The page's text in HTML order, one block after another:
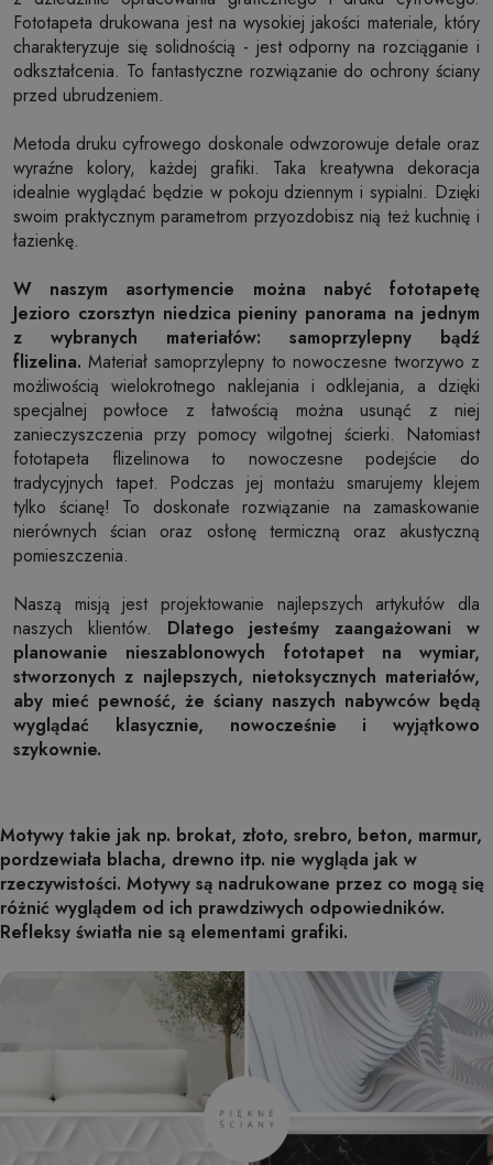
Fototapeta drukowana jest na wysokiej jakości materiale, który
charakteryzuje się solidnością - jest odporny na rozciąganie i
odkształcenia. To fantastyczne rozwiązanie do ochrony ściany
przed ubrudzeniem.
Metoda druku cyfrowego doskonale odwzorowuje detale oraz
wyraźne kolory, każdej grafiki. Taka kreatywna dekoracja
idealnie wyglądać będzie w pokoju dziennym i sypialni. Dzięki
swoim praktycznym parametrom przyozdobisz nią też kuchnię i
łazienkę.
W naszym asortymencie można nabyć fototapetę
Jezioro czorsztyn niedzica pieniny panorama na jednym
z wybranych materiałów: samoprzylepny bądź
flizelina. Materiał samoprzylepny to nowoczesne tworzywo z
możliwością wielokrotnego naklejania i odklejania, a dzięki
specjalnej powłoce z łatwością można usunąć z niej
zanieczyszczenia przy pomocy wilgotnej ścierki. Natomiast
fototapeta flizelinowa to nowoczesne podejście do
tradycyjnych tapet. Podczas jej montażu smarujemy klejem
tylko ścianę! To doskonałe rozwiązanie na zamaskowanie
nierównych ścian oraz osłonę termiczną oraz akustyczną
pomieszczenia.
Naszą misją jest projektowanie najlepszych artykułów dla
naszych klientów. Dlatego jesteśmy zaangażowani w
planowanie nieszablonowych fototapet na wymiar,
stworzonych z najlepszych, nietoksycznych materiałów,
aby mieć pewność, że ściany naszych nabywców będą
wyglądać klasycznie, nowocześnie i wyjątkowo
szykownie.
Motywy takie jak np. brokat, złoto, srebro, beton, marmur,
pordzewiała blacha, drewno itp. nie wygląda jak w
rzeczywistości. Motywy są nadrukowane przez co mogą się
różnić wyglądem od ich prawdziwych odpowiedników.
Refleksy światła nie są elementami grafiki.